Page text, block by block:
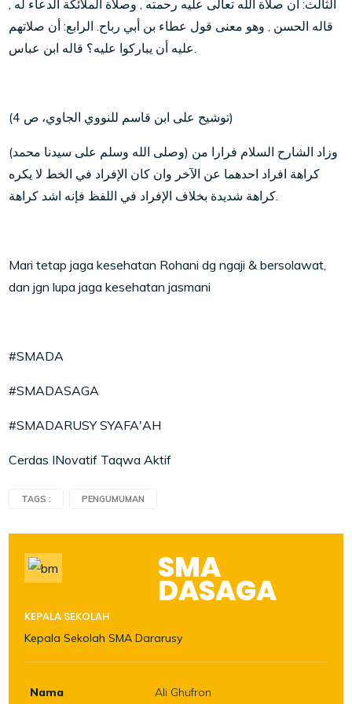
الثالث: أن صلاة الله تعالى عليه رحمته , وصلاة الملائكة الدعاء له ,
قاله الحسن , وهو معنى قول عطاء بن أبي رباح. الرابع: أن صلاتهم
عليه أن يباركوا عليه؟ قاله ابن عباس.
(توشيح على ابن قاسم للنووي الجاوي، ص 4)
(وصلى الله وسلم على سيدنا محمد) وزاد الشارح السلام فرارا من
كراهة افراد احدهما عن الآخر وان كان الإفراد في الخط لا يكره
كراهة شديدة بخلاف الإفراد في اللفظ فإنه اشد كراهة.
Mari tetap jaga kesehatan Rohani dg ngaji & bersolawat,
dan jgn lupa jaga kesehatan jasmani
#SMADA
#SMADASAGA
#SMADARUSY SYAFA'AH
Cerdas INovatif Taqwa Aktif
TAGS : PENGUMUMAN
SMA
DASAGA
KEPALA SEKOLAH
Kepala Sekolah SMA Dararusy
Nama
Ali Ghufron